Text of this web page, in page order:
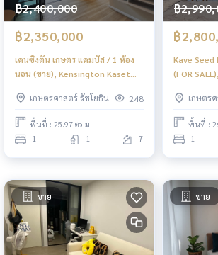
฿2,400,000
฿2,350,000
เคนซิงตัน เกษตร แคมปัส / 1 ห้อง
นอน (ขาย), Kensington Kaset
SALE) PINP249
เกษตรศาสตร์ รัชโยธิน 248
พื้นที่ : 25.97 ตร.ม.
1 1 7
฿
฿
Kave
(FOR
เกษตร
พื้นที่ :
1
ขาย ขาย